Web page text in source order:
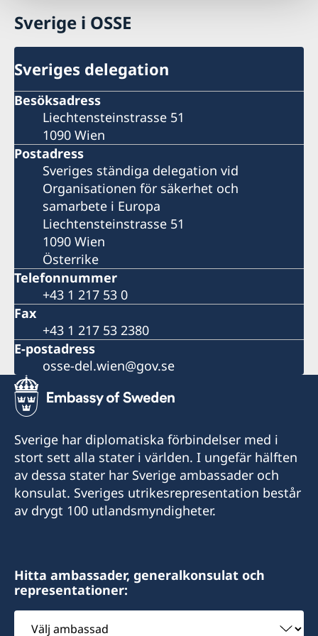
Sverige i OSSE
Sveriges delegation
Besöksadress
Liechtensteinstrasse 51
1090 Wien
Postadress
Sveriges ständiga delegation vid
Organisationen för säkerhet och
samarbete i Europa
Liechtensteinstrasse 51
1090 Wien
Österrike
Telefonnummer
+43 1 217 53 0
Fax
+43 1 217 53 2380
E-postadress
osse-del.wien@gov.se
Sverige har diplomatiska förbindelser med i
stort sett alla stater i världen. I ungefär hälften
av dessa stater har Sverige ambassader och
konsulat. Sveriges utrikesrepresentation består
av drygt 100 utlandsmyndigheter.
Hitta ambassader, generalkonsulat och
representationer:
Välj